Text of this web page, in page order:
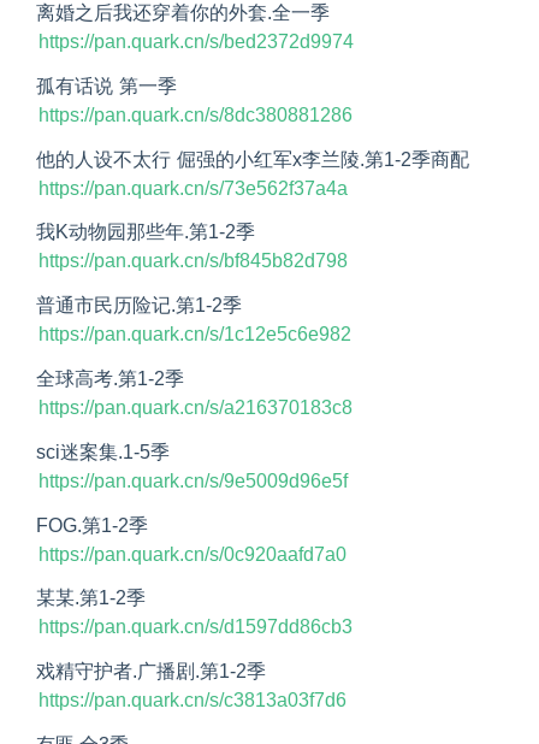
离婚之后我还穿着你的外套.全一季
https://pan.quark.cn/s/bed2372d9974
孤有话说 第一季
https://pan.quark.cn/s/8dc380881286
他的人设不太行 倔强的小红军x李兰陵.第1-2季商配
https://pan.quark.cn/s/73e562f37a4a
我K动物园那些年.第1-2季
https://pan.quark.cn/s/bf845b82d798
普通市民历险记.第1-2季
https://pan.quark.cn/s/1c12e5c6e982
全球高考.第1-2季
https://pan.quark.cn/s/a216370183c8
sci迷案集.1-5季
https://pan.quark.cn/s/9e5009d96e5f
FOG.第1-2季
https://pan.quark.cn/s/0c920aafd7a0
某某.第1-2季
https://pan.quark.cn/s/d1597dd86cb3
戏精守护者.广播剧.第1-2季
https://pan.quark.cn/s/c3813a03f7d6